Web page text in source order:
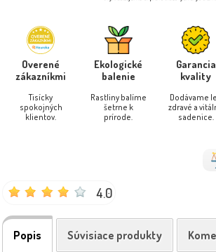
Overené
zákazníkmi
Tisícky
spokojných
klientov.
Ekologické
balenie
Rastliny balíme
šetrne k
prírode.
Garancia
kvality
Dodávame
zdravé a
sadenice.
4.0
Popis Súvisiace produkty